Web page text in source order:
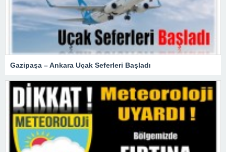
Gazipaşa – Ankara Uçak Seferleri Başladı